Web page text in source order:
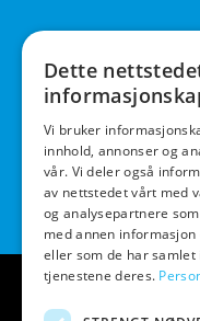
God service
fullført.
Butikken
Dette
Vi bruker
innhold, annonser og
vår. Vi deler også
av nettstedet vårt med
og analysepartnere
med annen
eller som de har
tjenestene deres.